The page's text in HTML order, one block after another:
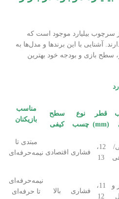
سرچوب بیلیارد موجود است که
آشنایی با این برندها و مدل‌ها به
سطح بازی و بودجه خود بهترین
قطر
(mm)
نوع
چسب
سطح
کیفی
مناسب
بازیکنان
12،
13
فشاری اقتصادی
مبتدی تا
نیمه‌حرفه‌ای
و
11،
12
فشاری بالا
نیمه‌حرفه‌ای
تا حرفه‌ای